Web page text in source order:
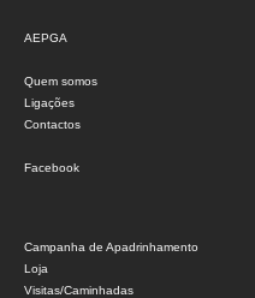
AEPGA
Quem somos
Ligações
Contactos
Facebook
Campanha de Apadrinhamento
Loja
Visitas/Caminhadas